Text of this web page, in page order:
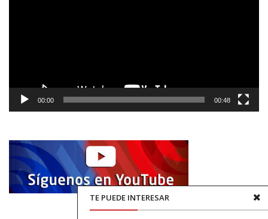
TE PUEDE INTERESAR
00:00 00:48